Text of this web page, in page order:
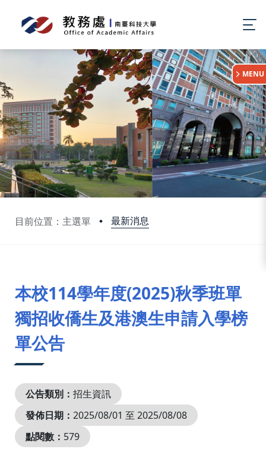
目前位置：主選單 最新消息
:::
MENU
本校114學年度(2025)秋季班單
獨招收僑生及港澳生申請入學榜
單公告
公告類別： 招生資訊
發佈日期： 2025/08/01 至 2025/08/08
點閱數： 579